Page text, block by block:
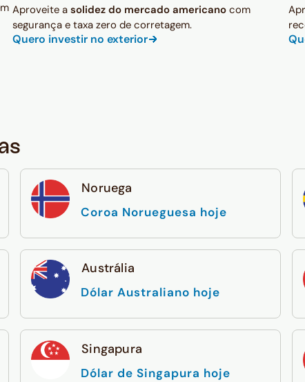
Aproveite a solidez do mercado americanocom
segurança e taxa zero de corretagem.
Quero investir no exterior
Noruega
Coroa Norueguesa hoje
Austrália
Dólar Australiano hoje
Singapura
Dólar de Singapura hoje